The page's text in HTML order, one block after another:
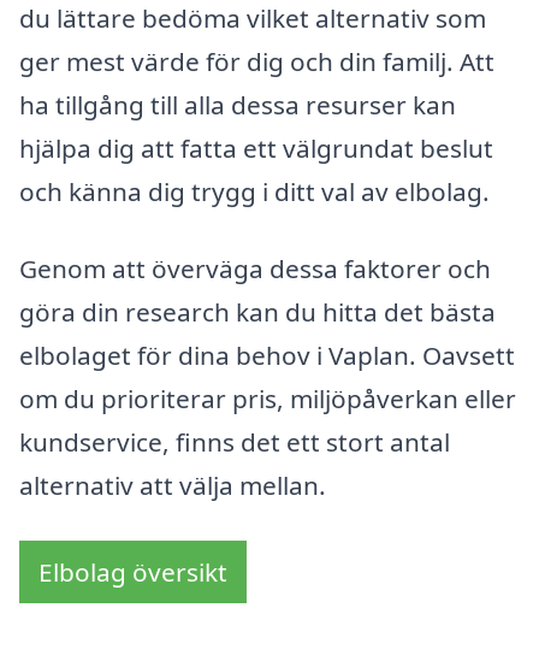
du lättare bedöma vilket alternativ som
ger mest värde för dig och din familj. Att
ha tillgång till alla dessa resurser kan
hjälpa dig att fatta ett välgrundat beslut
och känna dig trygg i ditt val av elbolag.
Genom att överväga dessa faktorer och
göra din research kan du hitta det bästa
elbolaget för dina behov i Vaplan. Oavsett
om du prioriterar pris, miljöpåverkan eller
kundservice, finns det ett stort antal
alternativ att välja mellan.
Elbolag översikt